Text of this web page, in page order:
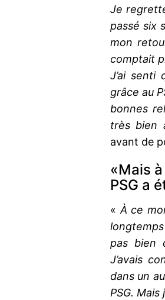
Je
passé six
mon
comptait
J’ai senti
grâce au
bonnes
très bien
avant de
«Mais
PSG a
«À ce
pas bien
J’avais
dans un
PSG.